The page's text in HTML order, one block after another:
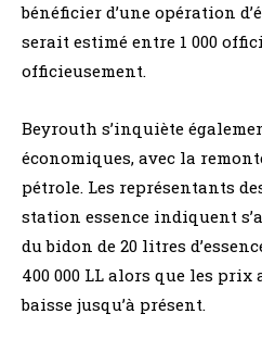
bénéficier d’une opération
serait estimé entre 1 000
officieusement.
Beyrouth s’inquiète
économiques, avec la
pétrole. Les représentants
station essence indiquent
du bidon de 20 litres
400 000 LL alors que les
baisse jusqu’à présent.